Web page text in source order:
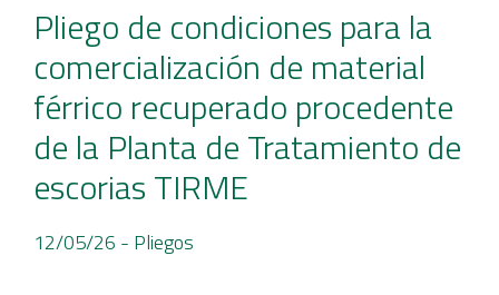
Pliego de condiciones para la
comercialización de material
férrico recuperado procedente
de la Planta de Tratamiento de
escorias TIRME
12/05/26 - Pliegos